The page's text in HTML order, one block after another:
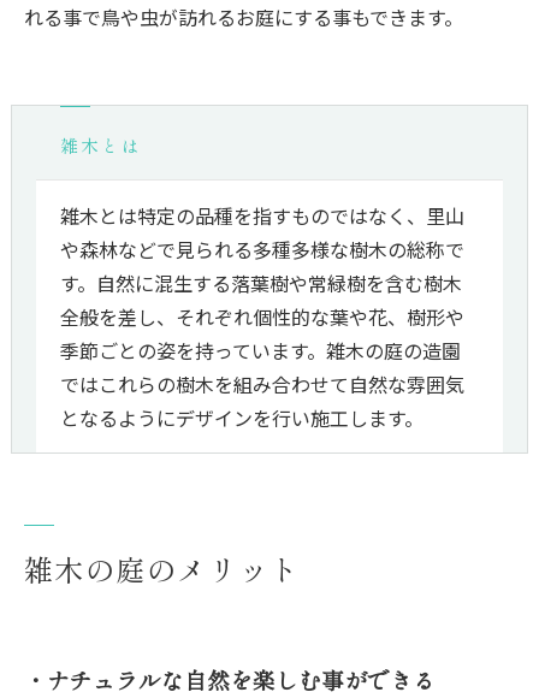
れる事で鳥や虫が訪れるお庭にする事もできます。
雑木とは
雑木とは特定の品種を指すものではなく、里山
や森林などで見られる多種多様な樹木の総称で
す。自然に混生する落葉樹や常緑樹を含む樹木
全般を差し、それぞれ個性的な葉や花、樹形や
季節ごとの姿を持っています。雑木の庭の造園
ではこれらの樹木を組み合わせて自然な雰囲気
となるようにデザインを行い施工します。
雑木の庭のメリット
・ナチュラルな自然を楽しむ事ができる